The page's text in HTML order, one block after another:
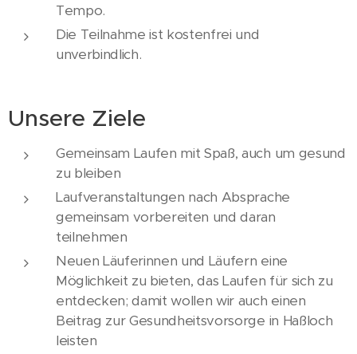
Tempo.
Die Teilnahme ist kostenfrei und
unverbindlich.
Unsere Ziele
Gemeinsam Laufen mit Spaß, auch um gesund
zu bleiben
Laufveranstaltungen nach Absprache
gemeinsam vorbereiten und daran
teilnehmen
Neuen Läuferinnen und Läufern eine
Möglichkeit zu bieten, das Laufen für sich zu
entdecken; damit wollen wir auch einen
Beitrag zur Gesundheitsvorsorge in Haßloch
leisten